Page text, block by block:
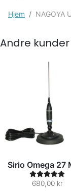
Hjem NAGOYA
Andre
Sirio Omega 27
680,00 kr